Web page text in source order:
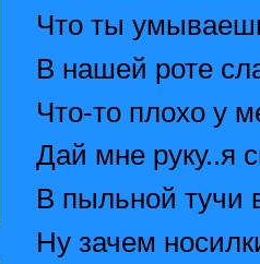
Что ты
В нашей роте
Что-то плохо у
Дай мне руку..я
В пыльной тучи
Ну зачем